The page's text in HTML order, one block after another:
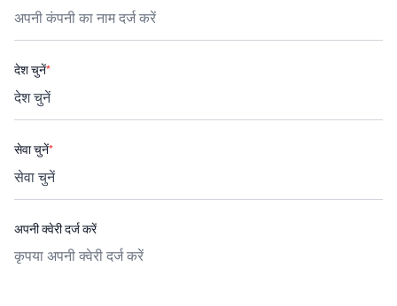
देश चुनें*
सेवा चुनें*
अपनी क्वेरी दर्ज करें